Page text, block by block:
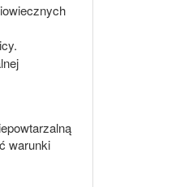
warunki